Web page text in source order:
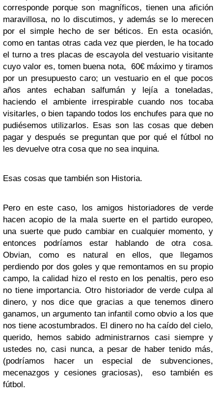
corresponde porque son magníficos, tienen una afición
maravillosa, no lo discutimos, y además se lo merecen
por el simple hecho de ser béticos. En esta ocasión,
como en tantas otras cada vez que pierden, le ha tocado
el turno a tres placas de escayola del vestuario visitante
cuyo valor es, tomen buena nota, 60€ máximo y tiramos
por un presupuesto caro; un vestuario en el que pocos
años antes echaban salfumán y lejía a toneladas,
haciendo el ambiente irrespirable cuando nos tocaba
visitarles, o bien tapando todos los enchufes para que no
pudiésemos utilizarlos. Esas son las cosas que deben
pagar y después se preguntan que por qué el fútbol no
les devuelve otra cosa que no sea inquina.
Esas cosas que también son Historia.
Pero en este caso, los amigos historiadores de verde
hacen acopio de la mala suerte en el partido europeo,
una suerte que pudo cambiar en cualquier momento, y
entonces podríamos estar hablando de otra cosa.
Obvian, como es natural en ellos, que llegamos
perdiendo por dos goles y que remontamos en su propio
campo, la calidad hizo el resto en los penaltis, pero eso
no tiene importancia. Otro historiador de verde culpa al
dinero, y nos dice que gracias a que tenemos dinero
ganamos, un argumento tan infantil como obvio a los que
nos tiene acostumbrados. El dinero no ha caído del cielo,
querido, hemos sabido administrarnos casi siempre y
ustedes no, casi nunca, a pesar de haber tenido más,
(podríamos hacer un especial de subvenciones,
mecenazgos y cesiones graciosas), eso también es
fútbol.